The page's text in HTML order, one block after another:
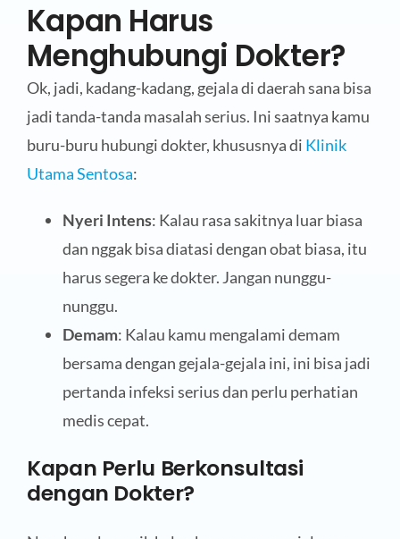
Kapan Harus
Menghubungi Dokter?
Ok, jadi, kadang-kadang, gejala di daerah sana bisa
jadi tanda-tanda masalah serius. Ini saatnya kamu
buru-buru hubungi dokter, khususnya di Klinik
Utama Sentosa:
Nyeri Intens: Kalau rasa sakitnya luar biasa
dan nggak bisa diatasi dengan obat biasa, itu
harus segera ke dokter. Jangan nunggu-
nunggu.
Demam: Kalau kamu mengalami demam
bersama dengan gejala-gejala ini, ini bisa jadi
pertanda infeksi serius dan perlu perhatian
medis cepat.
Kapan Perlu Berkonsultasi
dengan Dokter?